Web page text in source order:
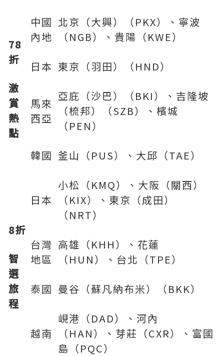
78
折
激
賞
熱
點
中國
內地
北京（大興）（PKX）、寧波
（NGB）、貴陽（KWE）
日本 東京（羽田）（HND）
馬來
西亞
亞庇（沙巴）（BKI）、吉隆坡
（梳邦）（SZB）、檳城
（PEN）
韓國 釜山（PUS）、大邱（TAE）
8折
智
選
旅
程
日本
小松（KMQ）、大阪（關西）
（KIX）、東京（成田）
（NRT）
台灣
地區
高雄（KHH）、花蓮
（HUN）、台北（TPE）
泰國 曼谷（蘇凡納布米）（BKK）
越南
峴港（DAD）、河內
（HAN）、芽莊（CXR）、富國
島（PQC）